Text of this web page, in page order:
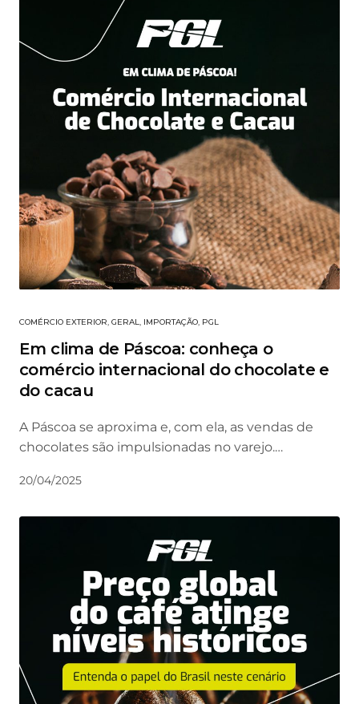
COMÉRCIO EXTERIOR, GERAL, IMPORTAÇÃO, PGL
Em clima de Páscoa: conheça o
comércio internacional do chocolate e
do cacau
A Páscoa se aproxima e, com ela, as vendas de
chocolates são impulsionadas no varejo.…
20/04/2025